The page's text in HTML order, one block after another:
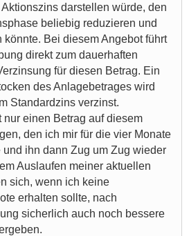
darstellen würde, den
beliebig reduzieren und
Bei diesem Angebot führt
direkt zum dauerhaften
für diesen Betrag. Ein
des Anlagebetrages wird
Standardzins verzinst.
nur einen Betrag auf diesem
den ich mir für die vier Monate
ihn dann Zug um Zug wieder
Auslaufen meiner aktuellen
sich, wenn ich keine
erhalten sollte, nach
sicherlich auch noch bessere